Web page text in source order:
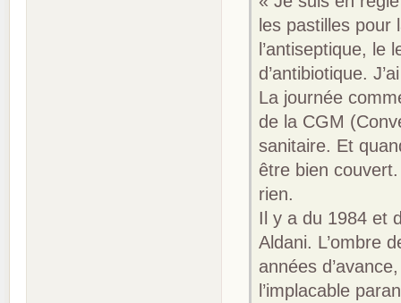
les pastilles pour
l’antiseptique, le
d’antibiotique.
La journée
de la CGM
sanitaire. Et
être bien
rien.
Il y a du 1984 et
Aldani. L’ombre
années
l’implacable